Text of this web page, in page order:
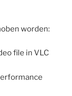
worden:
file in VLC